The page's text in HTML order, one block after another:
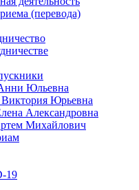
(перевода)
Юльевна
Юрьевна
Александровна
Михайлович
19